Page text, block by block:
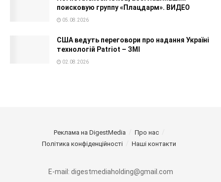
поисковую группу «Плацдарм». ВИДЕО
05.08.2026
США ведуть переговори про надання Україні
технологій Patriot – ЗМІ
02.08.2026
Реклама на DigestMedia
Про нас
Політика конфіденційності
Наші контакти
E-mail: digestmediaholding@gmail.com